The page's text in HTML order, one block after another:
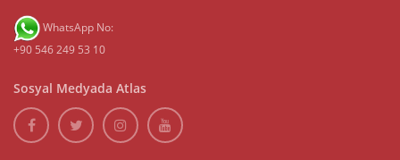
WhatsApp No:
+90 546 249 53 10
Sosyal Medyada Atlas